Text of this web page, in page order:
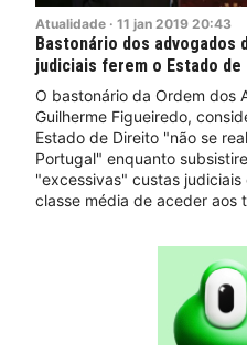
Atualidade · 11 jan 2019 20:43
Bastonário dos advogados
judiciais ferem o Estado de
O bastonário da Ordem dos
Guilherme Figueiredo,
Estado de Direito "não se
Portugal" enquanto
"excessivas" custas judiciais
classe média de aceder aos